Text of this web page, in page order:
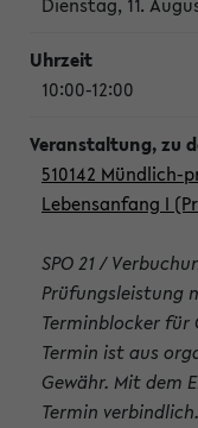
10:00-12:00
510142 Mündlich-
Lebensanfang I
SPO 21 /
Prüfungsleistung
Terminblocker für
Termin ist aus
Gewähr. Mit dem
Termin verbindlich.